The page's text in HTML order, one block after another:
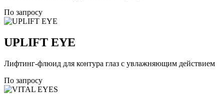
По запросу
UPLIFT EYE
Лифтинг-флюид для контура глаз с увлажняющим действием
По запросу